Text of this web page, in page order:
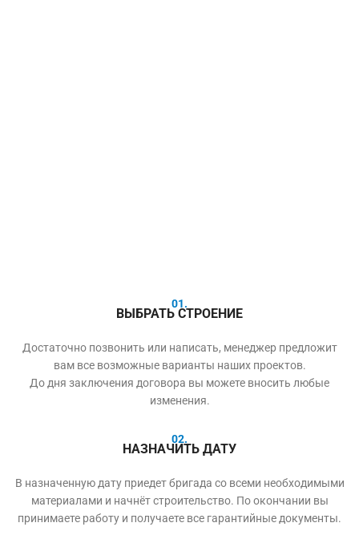
01.
ВЫБРАТЬ СТРОЕНИЕ
Достаточно позвонить или написать, менеджер предложит
вам все возможные варианты наших проектов.
До дня заключения договора вы можете вносить любые
изменения.
02.
НАЗНАЧИТЬ ДАТУ
В назначенную дату приедет бригада со всеми необходимыми
материалами и начнёт строительство. По окончании вы
принимаете работу и получаете все гарантийные документы.